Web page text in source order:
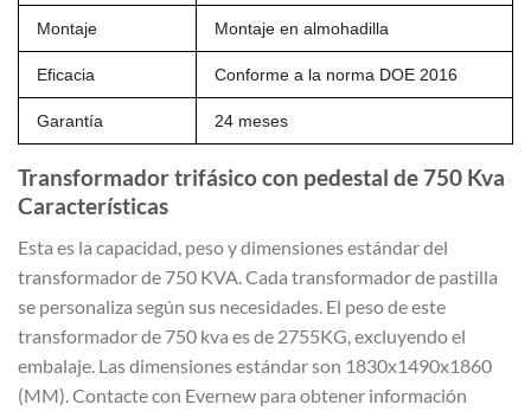
Montaje Montaje en almohadilla
Eficacia Conforme a la norma DOE 2016
Garantía 24 meses
Transformador trifásico con pedestal de 750 Kva
Características
Esta es la capacidad, peso y dimensiones estándar del
transformador de 750 KVA. Cada transformador de pastilla
se personaliza según sus necesidades. El peso de este
transformador de 750 kva es de 2755KG, excluyendo el
embalaje. Las dimensiones estándar son 1830x1490x1860
(MM). Contacte con Evernew para obtener información